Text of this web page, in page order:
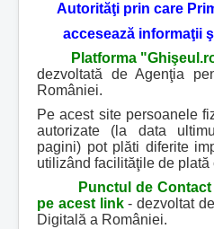
Autorităţi prin care
accesează informaţii
Platforma
dezvoltată de Agenţia
României.
Pe acest site persoanele
autorizate (la data
pagini) pot plăti diferite
utilizând facilităţile de plată
Punctul de
pe acest link- dezvoltat
Digitală a României.